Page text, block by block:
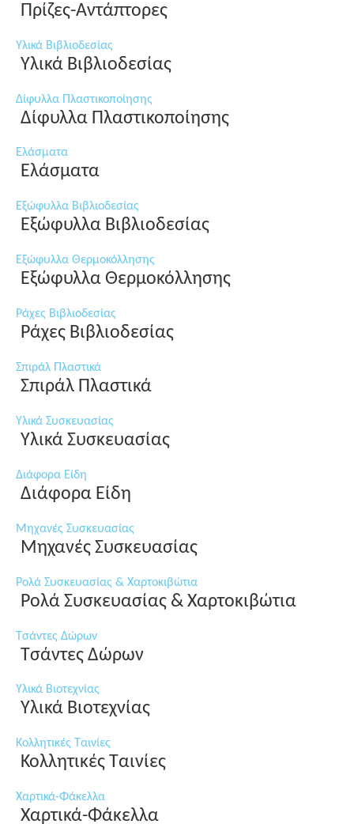
Πρίζες-Αντάπτορες
Υλικά Βιβλιοδεσίας
Υλικά Βιβλιοδεσίας
Δίφυλλα Πλαστικοποίησης
Δίφυλλα Πλαστικοποίησης
Ελάσματα
Ελάσματα
Εξώφυλλα Βιβλιοδεσίας
Εξώφυλλα Βιβλιοδεσίας
Εξώφυλλα Θερμοκόλλησης
Εξώφυλλα Θερμοκόλλησης
Ράχες Βιβλιοδεσίας
Ράχες Βιβλιοδεσίας
Σπιράλ Πλαστικά
Σπιράλ Πλαστικά
Υλικά Συσκευασίας
Υλικά Συσκευασίας
Διάφορα Είδη
Διάφορα Είδη
Μηχανές Συσκευασίας
Μηχανές Συσκευασίας
Ρολά Συσκευασίας & Χαρτοκιβώτια
Ρολά Συσκευασίας & Χαρτοκιβώτια
Τσάντες Δώρων
Τσάντες Δώρων
Υλικά Βιοτεχνίας
Υλικά Βιοτεχνίας
Κολλητικές Ταινίες
Κολλητικές Ταινίες
Χαρτικά-Φάκελλα
Χαρτικά-Φάκελλα